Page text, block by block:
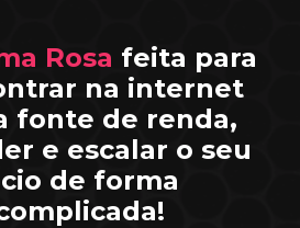
Rosa feita para
na internet
fonte de renda,
e escalar o seu
de forma